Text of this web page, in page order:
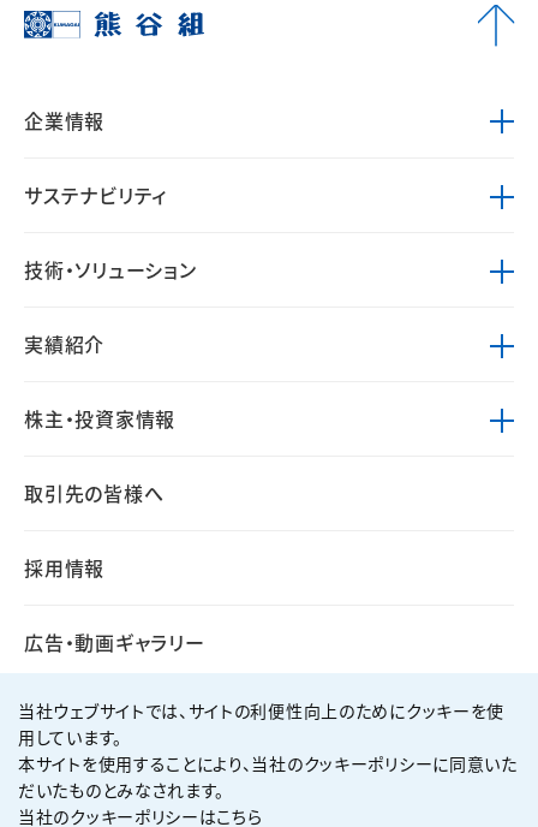
企業情報
サステナビリティ
技術・ソリューション
実績紹介
株主・投資家情報
取引先の皆様へ
採用情報
広告・動画ギャラリー
個人情報保護方針
サイト利用規約
サイトマップ
当社ウェブサイトでは、サイトの利便性向上のためにクッキーを使
用しています。
本サイトを使用することにより、当社のクッキーポリシーに同意いた
だいたものとみなされます。
当社のクッキーポリシーはこちら